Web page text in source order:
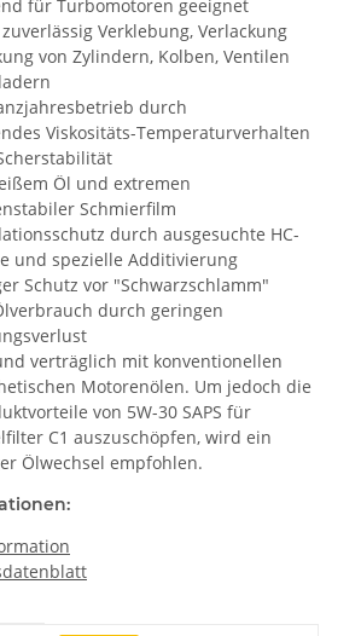
für Turbomotoren geeignet
Verklebung, Verlackung
von Zylindern, Kolben, Ventilen
durch
Viskositäts-Temperaturverhalten
Öl und extremen
Schmierfilm
durch ausgesuchte HC-
und spezielle Additivierung
Schutz vor "Schwarzschlamm"
durch geringen
verträglich mit konventionellen
Motorenölen. Um jedoch die
von 5W-30 SAPS für
C1 auszuschöpfen, wird ein
Ölwechsel empfohlen.